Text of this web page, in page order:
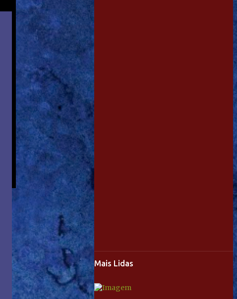
Mais Lidas